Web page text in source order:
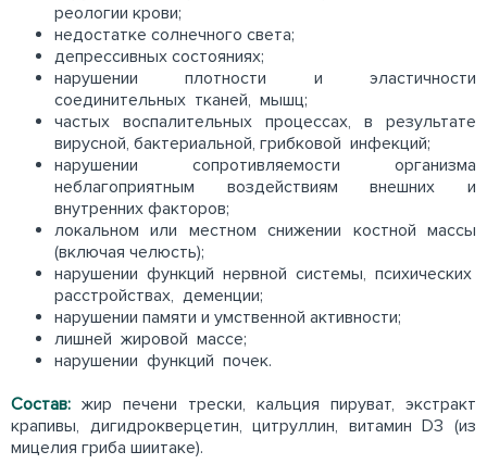
реологии крови;
недостатке солнечного света;
депрессивных состояниях;
нарушении плотности и эластичности
соединительных тканей, мышц;
частых воспалительных процессах, в результате
вирусной, бактериальной, грибковой инфекций;
нарушении сопротивляемости организма
неблагоприятным воздействиям внешних и
внутренних факторов;
локальном или местном снижении костной массы
(включая челюсть);
нарушении функций нервной системы, психических
расстройствах, деменции;
нарушении памяти и умственной активности;
лишней жировой массе;
нарушении функций почек.
Состав: жир печени трески, кальция пируват, экстракт
крапивы, дигидрокверцетин, цитруллин, витамин D3 (из
мицелия гриба шиитаке).